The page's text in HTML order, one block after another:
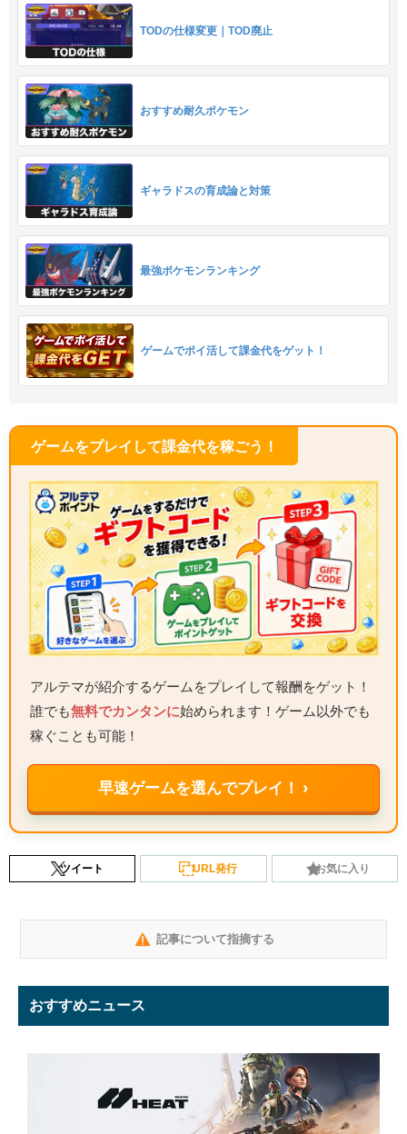
TODの仕様変更｜TOD廃止
おすすめ耐久ポケモン
ギャラドスの育成論と対策
最強ポケモンランキング
ゲームでポイ活して課金代をゲット！
ゲームをプレイして課金代を稼ごう！
アルテマが紹介するゲームをプレイして報酬をゲット！
誰でも無料でカンタンに始められます！ゲーム以外でも
稼ぐことも可能！
早速ゲームを選んでプレイ！ ›
ツイート URL発行 お気に入り
記事について指摘する
おすすめニュース